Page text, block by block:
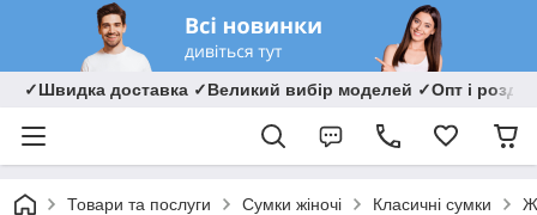
✓Швидка доставка ✓Великий вибір моделей ✓Опт і
Товари та послуги Сумки жіночі Класичні сумки